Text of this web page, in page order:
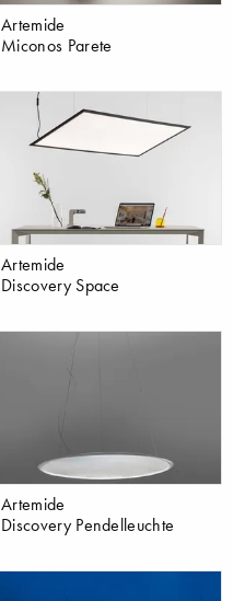
Artemide
Miconos Parete
Artemide
Discovery Space
Artemide
Discovery Pendelleuchte